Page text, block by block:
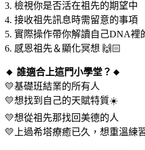
3. 檢視你是否活在祖先的期望中
4. 接收祖先訊息時需留意的事項
5. 實際操作帶你解讀自己DNA裡
6. 感恩祖先＆顯化冥想 🙌🏻
🔸 誰適合上這門小學堂？🔸
💛基礎班結業的所有人
💛想找到自己的天賦特質☀️
💛想從祖先那找回美德的人
💛上過希塔療癒已久，想重溫練